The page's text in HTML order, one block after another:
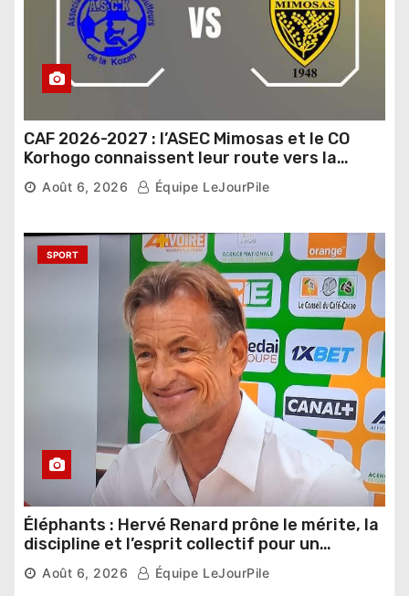
CAF 2026-2027 : l’ASEC Mimosas et le CO
Korhogo connaissent leur route vers la
phase de groupes
Août 6, 2026 Équipe LeJourPile
SPORT
Éléphants : Hervé Renard prône le mérite, la
discipline et l’esprit collectif pour un
nouveau départ
Août 6, 2026 Équipe LeJourPile